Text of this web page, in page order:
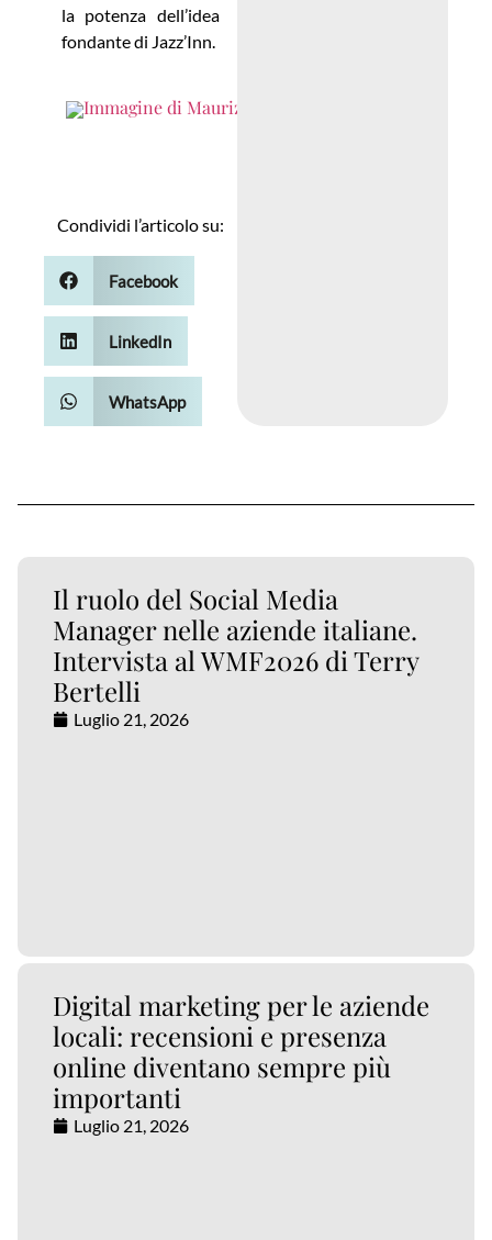
la potenza dell’idea
fondante di Jazz’Inn.
Condividi l’articolo su:
Facebook
LinkedIn
WhatsApp
Il ruolo del Social Media
Manager nelle aziende italiane.
Intervista al WMF2026 di Terry
Bertelli
Luglio 21, 2026
Digital marketing per le aziende
locali: recensioni e presenza
online diventano sempre più
importanti
Luglio 21, 2026